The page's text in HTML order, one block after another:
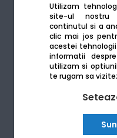
Utilizam
site-ul nostru
continutul si a
clic mai jos
acestei tehnologii
informatii
utilizam si
te rugam sa
Vezi
*Regulament
valabila in perioada
disponibil. In caz de